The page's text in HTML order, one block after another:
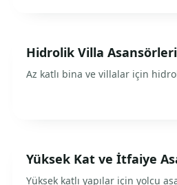
Hidrolik Villa Asansörleri
Az katlı bina ve villalar için
Yüksek Kat ve İtfaiye
Yüksek katlı yapılar için yolcu